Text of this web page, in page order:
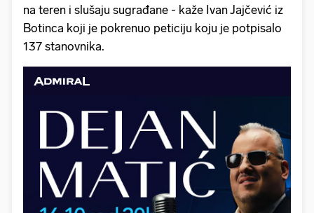
na teren i slušaju sugrađane - kaže Ivan Jajčević iz
Botinca koji je pokrenuo peticiju koju je potpisalo
137 stanovnika.